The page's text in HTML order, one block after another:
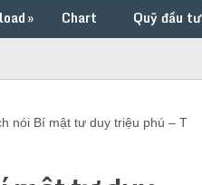
» Chart Quỹ đầu tư
nói Bí mật tư duy triệu phú – T